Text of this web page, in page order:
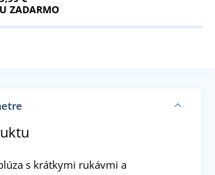
ZADARMO
s krátkymi rukávmi a